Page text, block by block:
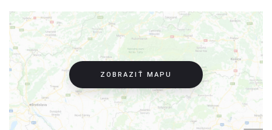
ZOBRAZIŤ MAPU